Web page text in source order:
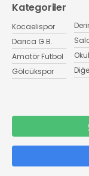
Kategoriler
Kocaelispor
Darıca G.B.
Amatör Futbol
Gölcükspor